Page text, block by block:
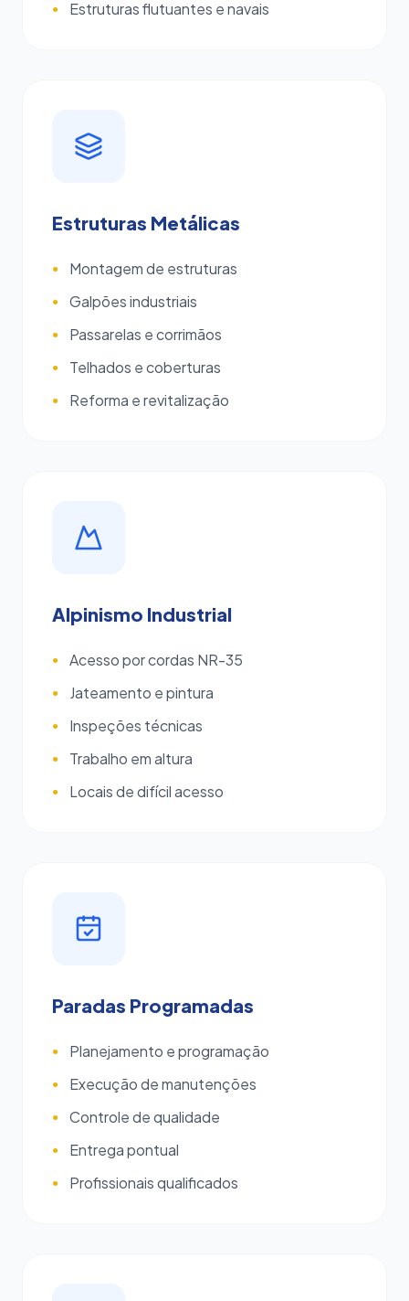
● Estruturas flutuantes e navais
Estruturas Metálicas
● Montagem de estruturas
● Galpões industriais
● Passarelas e corrimãos
● Telhados e coberturas
● Reforma e revitalização
Alpinismo Industrial
● Acesso por cordas NR-35
● Jateamento e pintura
● Inspeções técnicas
● Trabalho em altura
● Locais de difícil acesso
Paradas Programadas
● Planejamento e programação
● Execução de manutenções
● Controle de qualidade
● Entrega pontual
● Profissionais qualificados